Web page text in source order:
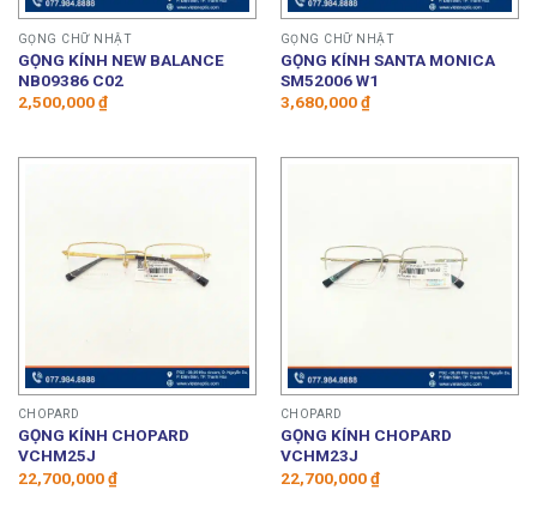
GỌNG CHỮ NHẬT
GỌNG KÍNH NEW BALANCE
NB09386 C02
2,500,000₫
GỌNG CHỮ NHẬT
GỌNG KÍNH SANTA MONICA
SM52006 W1
3,680,000₫
CHOPARD
GỌNG KÍNH CHOPARD
VCHM25J
22,700,000₫
CHOPARD
GỌNG KÍNH CHOPARD
VCHM23J
22,700,000₫